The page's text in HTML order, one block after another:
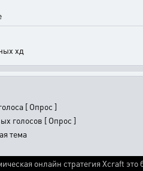
хд
[ Опрос ]
голосов [ Опрос ]
тема
онлайн стратегия Xcraft это